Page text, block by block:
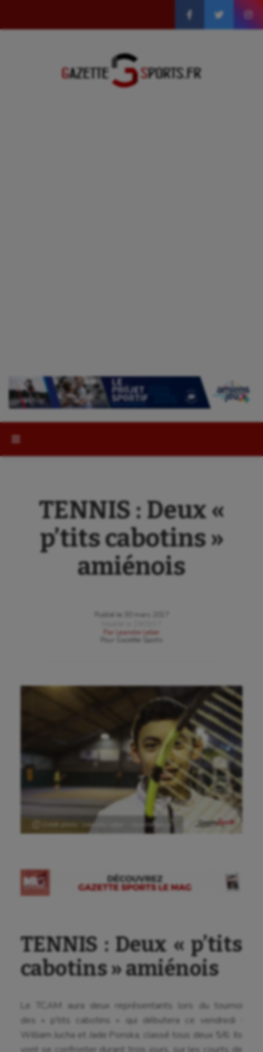
TENNIS : Deux «
p’tits cabotins »
amiénois
Publié le
30 mars 2017
Par
Leandre Leber
Gazette Sports
Ⓒ Crédit photo : Leandre Leber – GazetteSports
TENNIS : Deux « p’tits
cabotins » amiénois
Le TCAM aura deux représentants lors du tournoi
des « p’tits cabotins » qui débutera ce vendredi :
William Jucha et Jade Ponska, classé tous deux 5/6. Ils